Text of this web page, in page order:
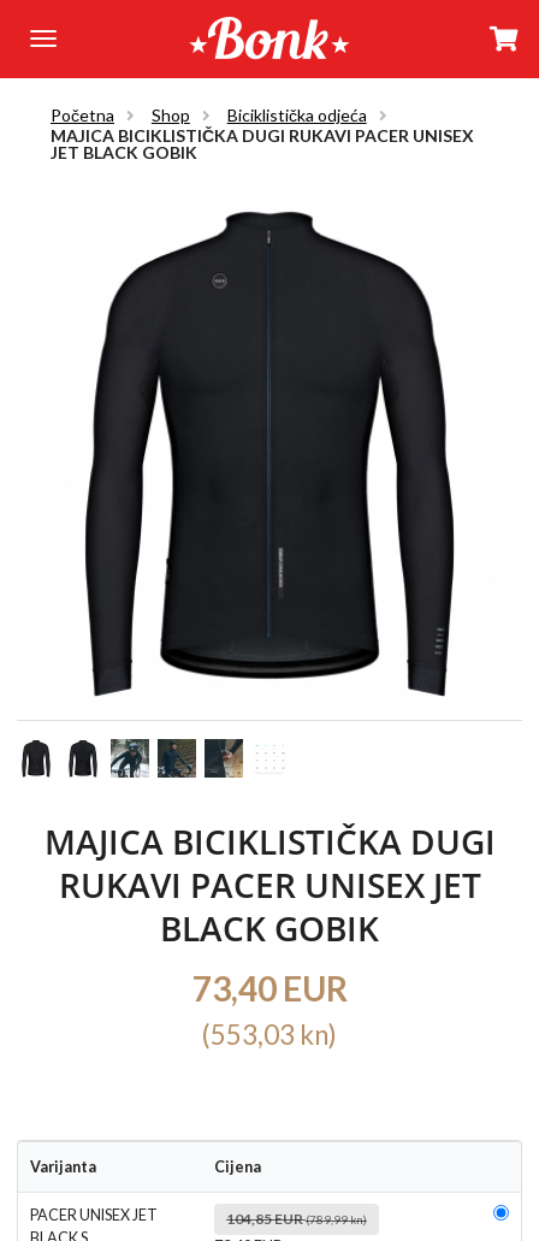
Početna Shop
Biciklistička odjeća
MAJICA BICIKLISTIČKA DUGI RUKAVI PACER UNISEX
JET BLACK GOBIK
MAJICA BICIKLISTIČKA DUGI
RUKAVI PACER UNISEX JET
BLACK GOBIK
73,40 EUR
(553,03 kn)
Varijanta Cijena
PACER UNISEX JET
104,85 EUR(789,99 kn)